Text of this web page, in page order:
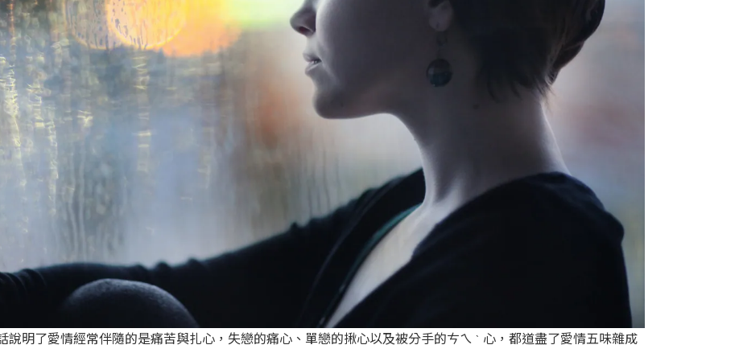
明了愛情經常伴隨的是痛苦與扎心，失戀的痛心、單戀的揪心以及被分手的ㄘㄟ ˋ 心，都道盡了愛情五味雜成